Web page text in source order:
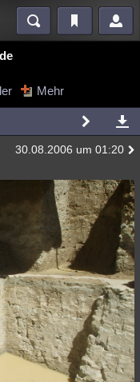
Mystery Kriminalfälle
Ufologie
Literatur
Gaming Filme
English
Geschlossen
Mehr
30.08.2006 um 01:20